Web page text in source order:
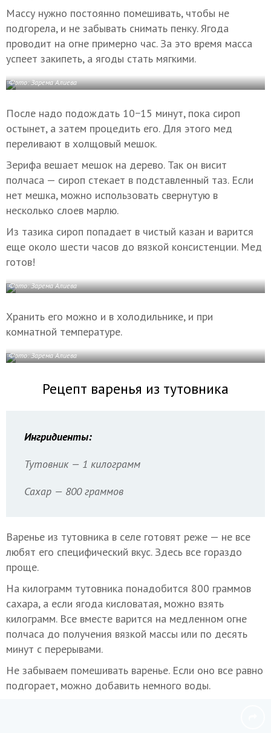
Массу нужно постоянно помешивать, чтобы не
подгорела, и не забывать снимать пенку. Ягода
проводит на огне примерно час. За это время масса
успеет закипеть, а ягоды стать мягкими.
Фото: Зарема Алиева
После надо подождать 10−15 минут, пока сироп
остынет, а затем процедить его. Для этого мед
переливают в холщовый мешок.
Зерифа вешает мешок на дерево. Так он висит
полчаса — сироп стекает в подставленный таз. Если
нет мешка, можно использовать свернутую в
несколько слоев марлю.
Из тазика сироп попадает в чистый казан и варится
еще около шести часов до вязкой консистенции. Мед
готов!
Фото: Зарема Алиева
Хранить его можно и в холодильнике, и при
комнатной температуре.
Фото: Зарема Алиева
Рецепт варенья из тутовника
Ингридиенты:
Тутовник — 1 килограмм
Сахар — 800 граммов
Варенье из тутовника в селе готовят реже — не все
любят его специфический вкус. Здесь все гораздо
проще.
На килограмм тутовника понадобится 800 граммов
сахара, а если ягода кисловатая, можно взять
килограмм. Все вместе варится на медленном огне
полчаса до получения вязкой массы или по десять
минут с перерывами.
Не забываем помешивать варенье. Если оно все равно
подгорает, можно добавить немного воды.